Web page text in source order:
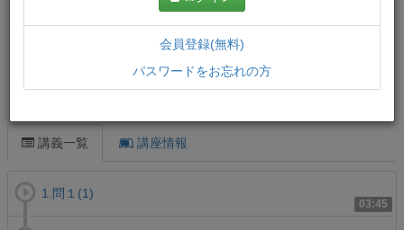
講義一覧 講座情報
03:45
1.問１(1)
会員登録(無料)
パスワードをお忘れの方